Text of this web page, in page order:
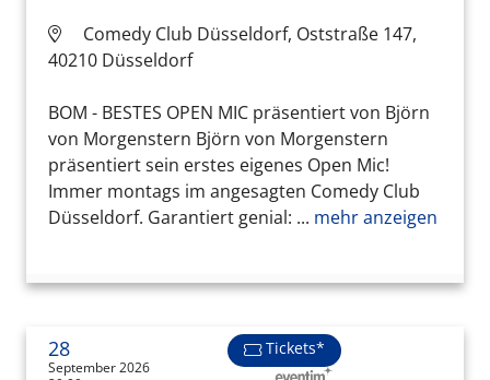
Comedy Club Düsseldorf, Oststraße 147,
40210 Düsseldorf
BOM - BESTES OPEN MIC präsentiert von Björn
von Morgenstern Björn von Morgenstern
präsentiert sein erstes eigenes Open Mic!
Immer montags im angesagten Comedy Club
Düsseldorf. Garantiert genial: ... mehr anzeigen
28
September 2026
Tickets*